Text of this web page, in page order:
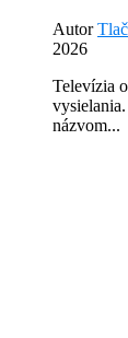
Autor
2026
Televízia
názvom...